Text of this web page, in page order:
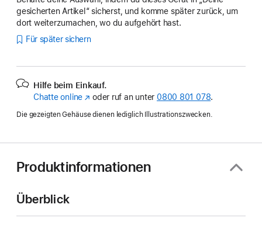
gesicherten Artikel“ sicherst, und komme später zurück, um
dort weiterzumachen, wo du aufgehört hast.
Für später sichern
Hilfe beim Einkauf.
Chatte online (Öffnet
neues
oder ruf an unter 0800 801 078.
Die gezeigten Gehäuse dienen lediglich Illustrationszwecken.
Produktinformationen
Überblick